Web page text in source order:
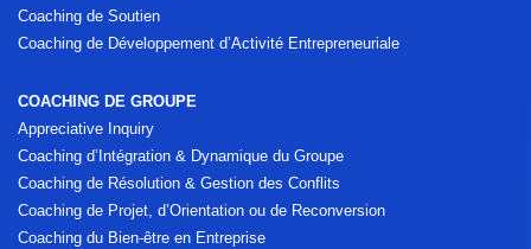
Coaching de Soutien
Coaching de Développement d’Activité Entrepreneuriale
COACHING DE GROUPE
Appreciative Inquiry
Coaching d’Intégration & Dynamique du Groupe
Coaching de Résolution & Gestion des Conflits
Coaching de Projet, d’Orientation ou de Reconversion
Coaching du Bien-être en Entreprise